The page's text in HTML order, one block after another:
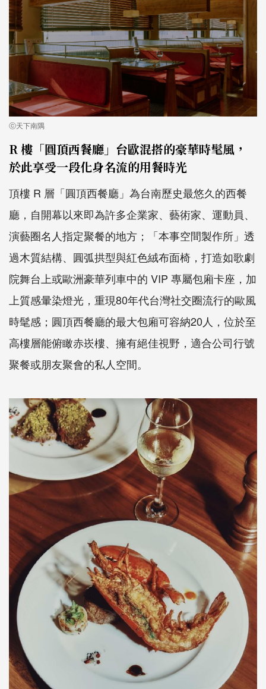
ⓒ天下南隅
R 樓「圓頂西餐廳」台歐混搭的豪華時髦風，
於此享受一段化身名流的用餐時光
頂樓 R 層「圓頂西餐廳」為台南歷史最悠久的西餐
廳，自開幕以來即為許多企業家、藝術家、運動員、
演藝圈名人指定聚餐的地方；「本事空間製作所」透
過木質結構、圓弧拱型與紅色絨布面椅，打造如歌劇
院舞台上或歐洲豪華列車中的 VIP 專屬包廂卡座，加
上質感暈染燈光，重現80年代台灣社交圈流行的歐風
時髦感；圓頂西餐廳的最大包廂可容納20人，位於至
高樓層能俯瞰赤崁樓、擁有絕佳視野，適合公司行號
聚餐或朋友聚會的私人空間。